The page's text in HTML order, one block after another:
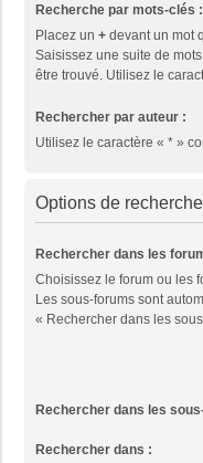
Recherche par mots-clés :
Placez un + devant un mot
Saisissez une suite de
être trouvé. Utilisez le
Rechercher par auteur :
Utilisez le caractère « * »
Options de recherche
Rechercher dans les
Choisissez le forum ou les
Les sous-forums sont
« Rechercher dans les
Rechercher dans les
Rechercher dans :